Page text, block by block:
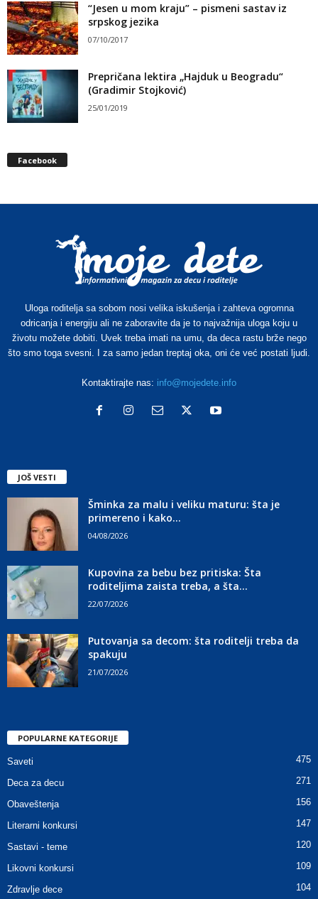
“Jesen u mom kraju” – pismeni sastav iz
srpskog jezika
07/10/2017
Prepričana lektira „Hajduk u Beogradu“
(Gradimir Stojković)
25/01/2019
Facebook
Uloga roditelja sa sobom nosi velika iskušenja i zahteva ogromna
odricanja i energiju ali ne zaboravite da je to najvažnija uloga koju u
životu možete dobiti. Uvek treba imati na umu, da deca rastu brže nego
što smo toga svesni. I za samo jedan treptaj oka, oni će već postati ljudi.
Kontaktirajte nas: info@mojedete.info
JOŠ VESTI
Šminka za malu i veliku maturu: šta je
primereno i kako...
04/08/2026
Kupovina za bebu bez pritiska: Šta
roditeljima zaista treba, a šta...
22/07/2026
Putovanja sa decom: šta roditelji treba da
spakuju
21/07/2026
POPULARNE KATEGORIJE
Saveti 475
Deca za decu 271
Obaveštenja 156
Literarni konkursi 147
Sastavi - teme 120
Likovni konkursi 109
Zdravlje dece 104